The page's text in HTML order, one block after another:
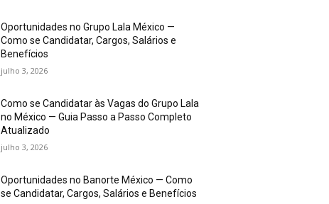
Oportunidades no Grupo Lala México —
Como se Candidatar, Cargos, Salários e
Benefícios
julho 3, 2026
Como se Candidatar às Vagas do Grupo Lala
no México — Guia Passo a Passo Completo
Atualizado
julho 3, 2026
Oportunidades no Banorte México — Como
se Candidatar, Cargos, Salários e Benefícios